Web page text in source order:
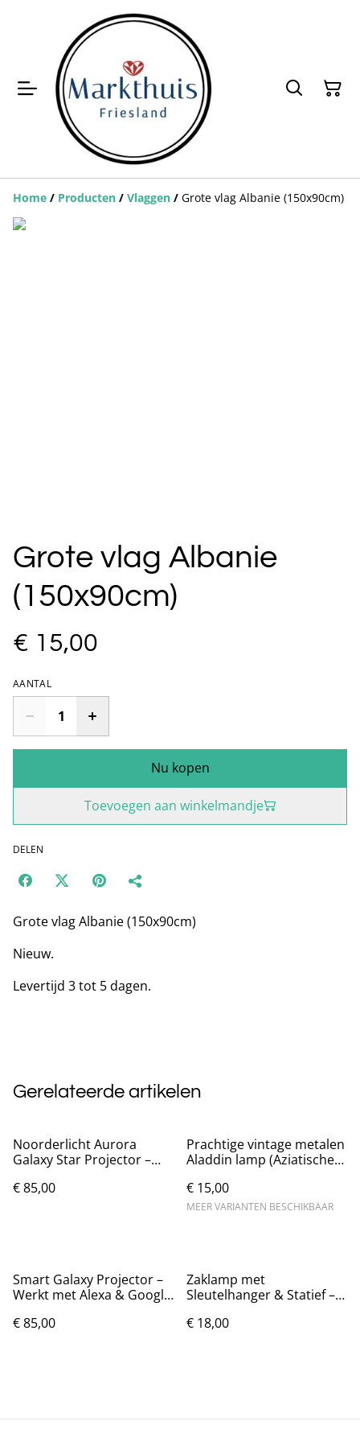
Home / Producten / Vlaggen / Grote vlag Albanie (150x90cm)
Grote vlag Albanie
(150x90cm)
€ 15,00
AANTAL
Nu kopen
Toevoegen aan winkelmandje
DELEN
Grote vlag Albanie (150x90cm)
Nieuw.
Levertijd 3 tot 5 dagen.
Gerelateerde artikelen
Noorderlicht Aurora
Galaxy Star Projector –
€ 85,00
Prachtige vintage metalen
Aladdin lamp (Aziatische
€ 15,00
MEER VARIANTEN BESCHIKBAAR
Smart Galaxy Projector –
Werkt met Alexa & Google
€ 85,00
Zaklamp met
Sleutelhanger & Statief –
€ 18,00